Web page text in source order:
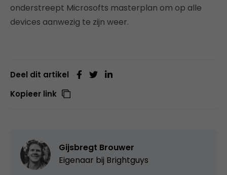
onderstreept Microsofts masterplan om op alle
devices aanwezig te zijn weer.
Deel dit artikel
Kopieer link
Gijsbregt Brouwer
Eigenaar bij Brightguys